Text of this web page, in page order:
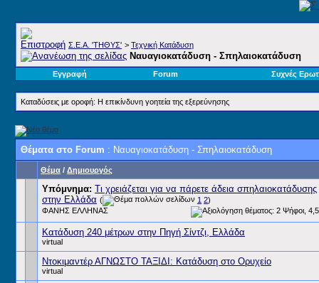
Σ.E.A. 'ΤΗΘΥΣ' > Τεχνική Κατάδυση
Ναυαγιοκατάδυση - Σπηλαιοκατάδυση
Εγγραφή Forum Συχνές
Καταδύσεις με οροφή: Η επικίνδυνη γοητεία της εξερεύνησης
Θέματα στο Forum : Ναυαγιοκατάδυση - Σπηλαιοκατάδυση
Θέμα / Δημιουργός
Υπόμνημα: Τι χρειάζεται για να πάρετε άδεια σπηλαιοκατάδυσης
στην Ελλάδα ( 1 2)
ΦΑΝΗΣ ΕΛΛΗΝΑΣ
Κατάδυση 240 μέτρων στην Πηγή Σίντζι, Ελλάδα
virtual
Ντοκιμαντέρ ΑΓΝΩΣΤΟ ΤΑΞΙΔΙ: Κατάδυση στο Ορυχείο
virtual